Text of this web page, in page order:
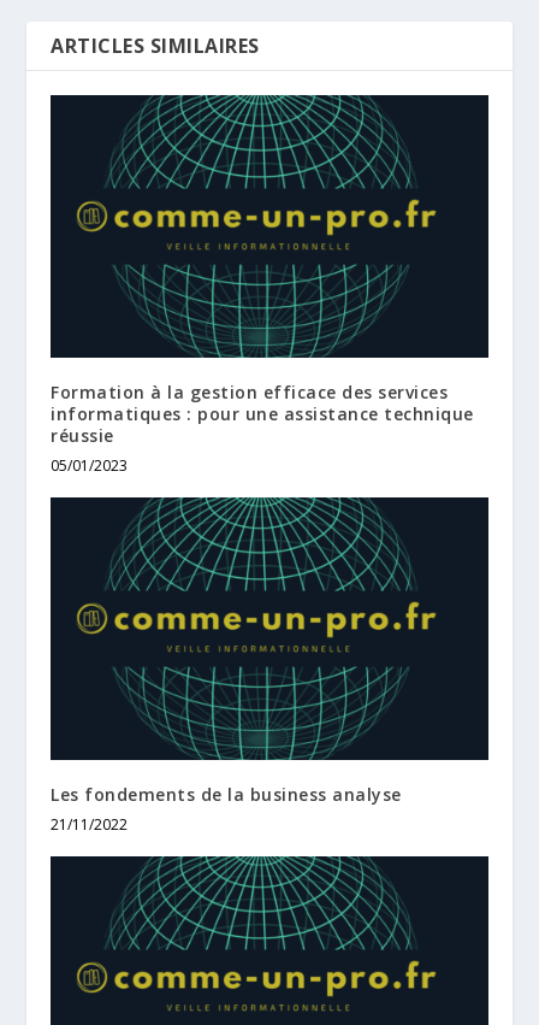
ARTICLES SIMILAIRES
Formation à la gestion efficace des services
informatiques : pour une assistance technique
réussie
05/01/2023
Les fondements de la business analyse
21/11/2022